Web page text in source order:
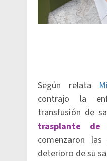
Según relata
contrajo la
transfusión de
trasplante
comenzaron
deterioro de su